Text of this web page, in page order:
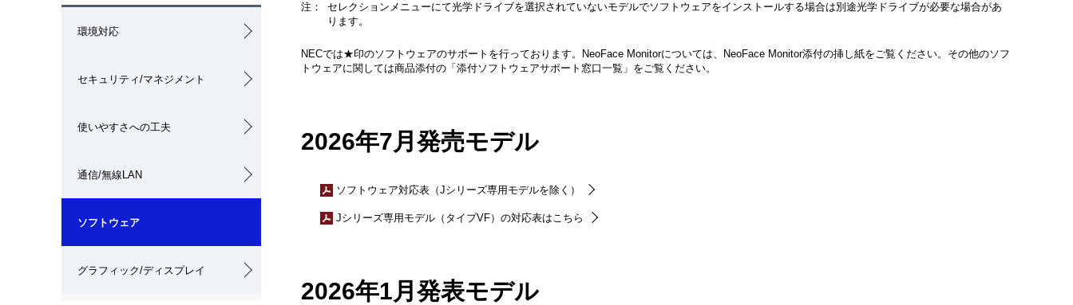
い
す。
ナ
環境対応
セキュリティ/マネジメント
使いやすさへの工夫
通信/無線LAN
ソフトウェア
グラフィック/ディスプレイ
注：
セレクションメニューにて光学ドライブを選択されていないモデルでソフトウェアをインストールする場合は別途光学ドライブが必要な場合があ
ります。
NECでは★印のソフトウェアのサポートを行っております。NeoFace Monitorについては、NeoFace Monitor添付の挿し紙をご覧ください。その他のソフ
トウェアに関しては商品添付の「添付ソフトウェアサポート窓口一覧」をご覧ください。
2026年7月発売モデル
ソフトウェア対応表（Jシリーズ専用モデルを除く）
Jシリーズ専用モデル（タイプVF）の対応表はこちら
2026年1月発表モデル